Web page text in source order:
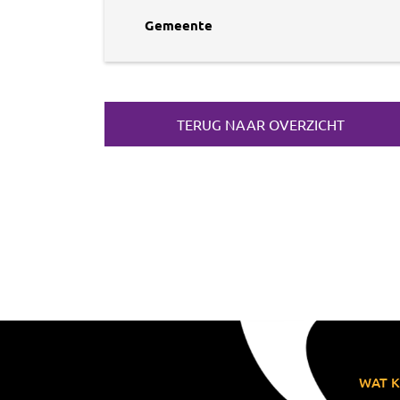
Gemeente
TERUG NAAR OVERZICHT
WAT